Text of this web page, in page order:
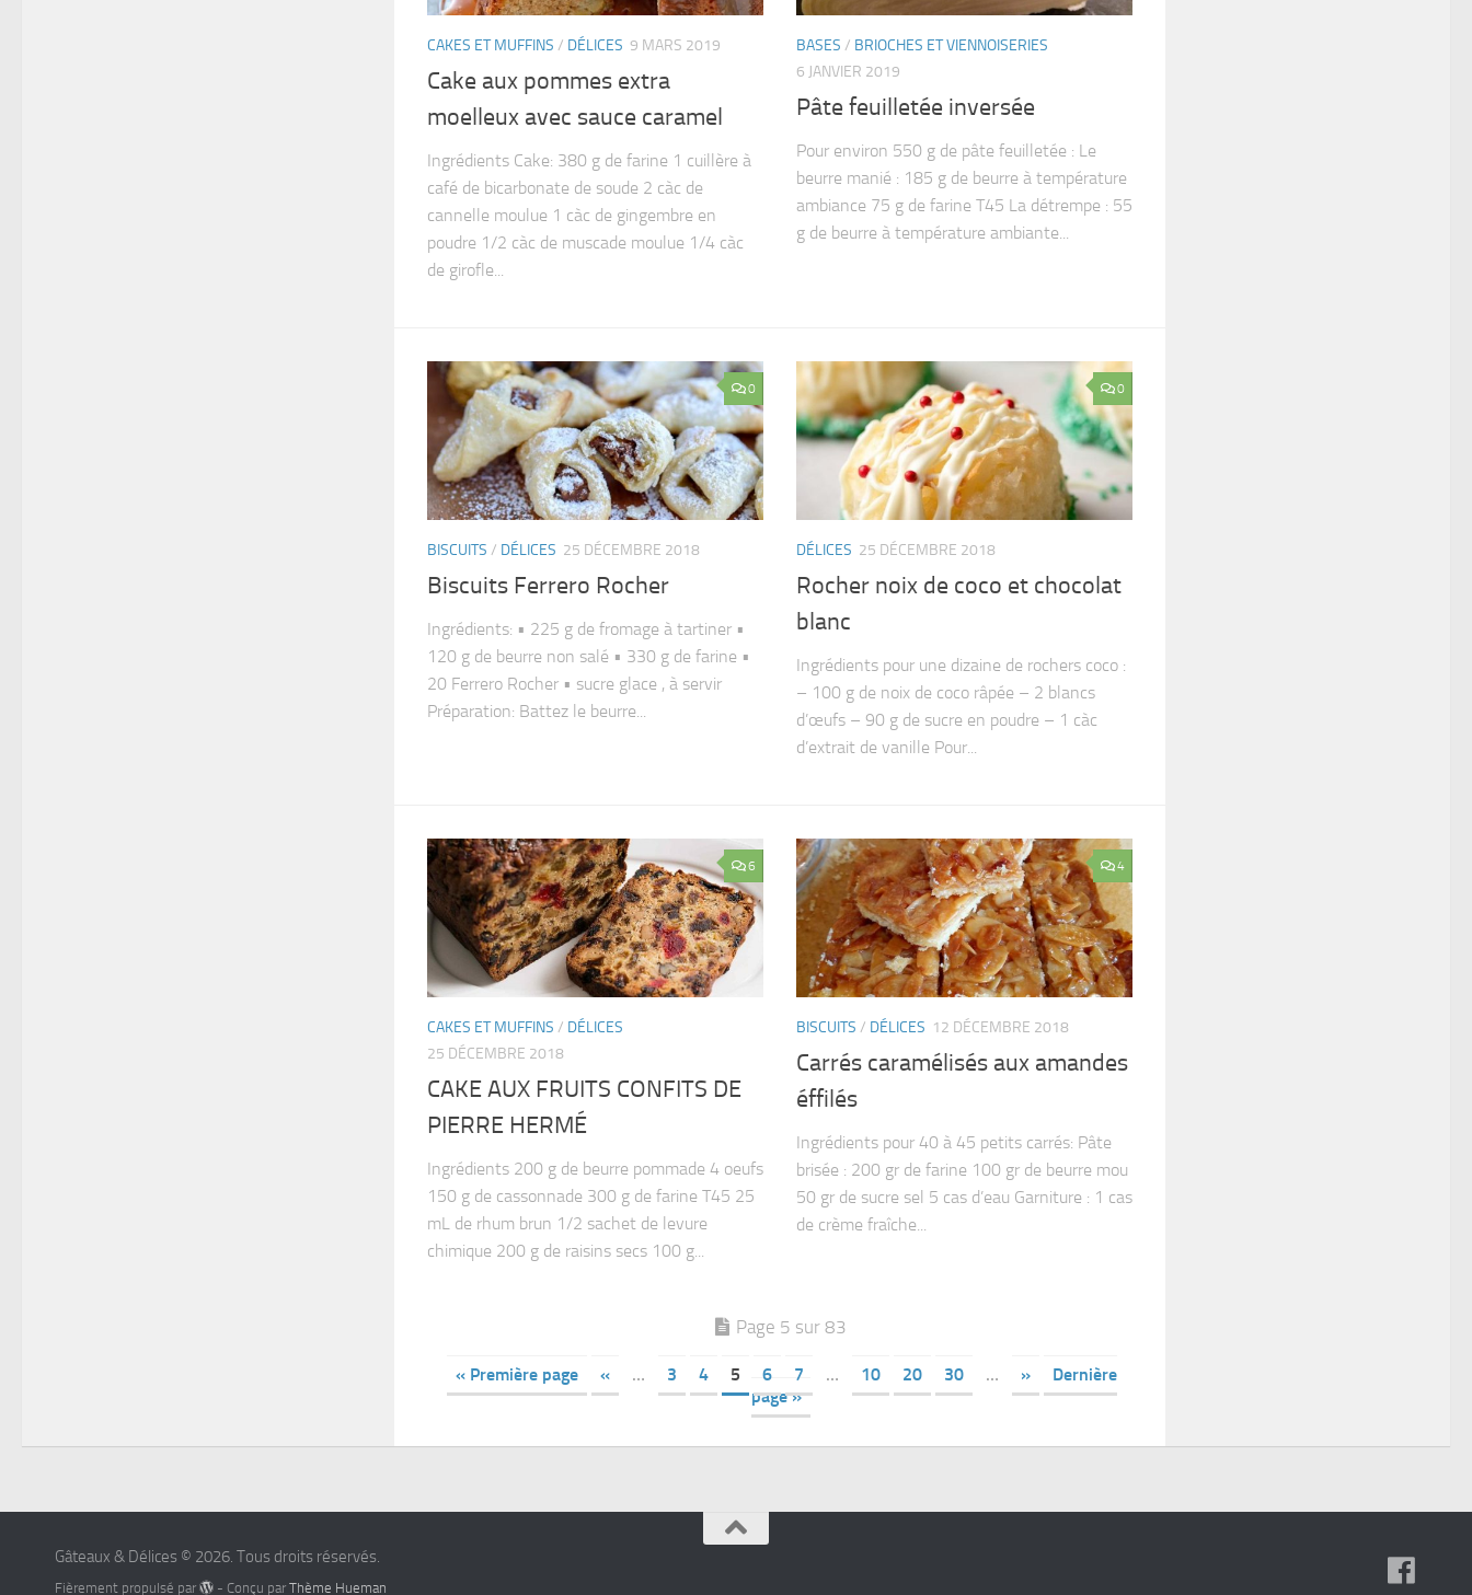
CAKES ET MUFFINS / DÉLICES 9 MARS 2019
Cake aux pommes extra
moelleux avec sauce caramel
Ingrédients Cake: 380 g de farine 1 cuillère à
café de bicarbonate de soude 2 càc de
cannelle moulue 1 càc de gingembre en
poudre 1/2 càc de muscade moulue 1/4 càc
de girofle...
BASES / BRIOCHES ET VIENNOISERIES
6 JANVIER 2019
Pâte feuilletée inversée
Pour environ 550 g de pâte feuilletée : Le
beurre manié : 185 g de beurre à température
ambiance 75 g de farine T45 La détrempe : 55
g de beurre à température ambiante...
0
BISCUITS / DÉLICES 25 DÉCEMBRE 2018
Biscuits Ferrero Rocher
Ingrédients: • 225 g de fromage à tartiner •
120 g de beurre non salé • 330 g de farine •
20 Ferrero Rocher • sucre glace , à servir
Préparation: Battez le beurre...
0
DÉLICES 25 DÉCEMBRE 2018
Rocher noix de coco et chocolat
blanc
Ingrédients pour une dizaine de rochers coco :
– 100 g de noix de coco râpée – 2 blancs
d’œufs – 90 g de sucre en poudre – 1 càc
d’extrait de vanille Pour...
6
CAKES ET MUFFINS / DÉLICES
25 DÉCEMBRE 2018
CAKE AUX FRUITS CONFITS DE
PIERRE HERMÉ
Ingrédients 200 g de beurre pommade 4 oeufs
150 g de cassonnade 300 g de farine T45 25
mL de rhum brun 1/2 sachet de levure
chimique 200 g de raisins secs 100 g...
4
BISCUITS / DÉLICES 12 DÉCEMBRE 2018
Carrés caramélisés aux amandes
éffilés
Ingrédients pour 40 à 45 petits carrés: Pâte
brisée : 200 gr de farine 100 gr de beurre mou
50 gr de sucre sel 5 cas d’eau Garniture : 1 cas
de crème fraîche...
Page 5 sur 83
« Première page « … 3 4 5 6 7 … 10 20 30 … »
Dernière
page »
Gâteaux & Délices © 2026. Tous droits réservés.
Fièrement propulsé par - Conçu parThème Hueman